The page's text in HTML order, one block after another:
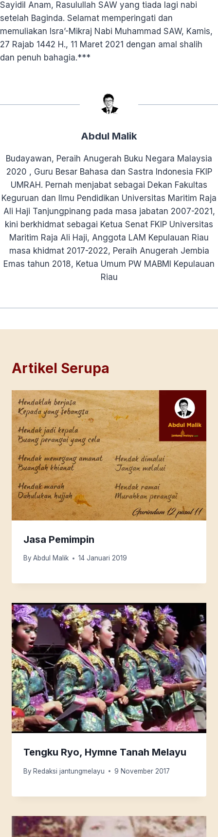
Sayidil Anam, Rasulullah SAW yang tiada lagi nabi
setelah Baginda. Selamat memperingati dan
memuliakan Isra’-Mikraj Nabi Muhammad SAW, Kamis,
27 Rajab 1442 H., 11 Maret 2021 dengan amal shalih
dan penuh bahagia.***
Abdul Malik
Budayawan, Peraih Anugerah Buku Negara Malaysia
2020 , Guru Besar Bahasa dan Sastra Indonesia FKIP
UMRAH. Pernah menjabat sebagai Dekan Fakultas
Keguruan dan Ilmu Pendidikan Universitas Maritim Raja
Ali Haji Tanjungpinang pada masa jabatan 2007-2021,
kini berkhidmat sebagai Ketua Senat FKIP Universitas
Maritim Raja Ali Haji, Anggota LAM Kepulauan Riau
masa khidmat 2017-2022, Peraih Anugerah Jembia
Emas tahun 2018, Ketua Umum PW MABMI Kepulauan
Riau
Artikel Serupa
Jasa Pemimpin
By Abdul Malik 14 Januari 2019
Tengku Ryo, Hymne Tanah Melayu
By Redaksi jantungmelayu 9 November 2017